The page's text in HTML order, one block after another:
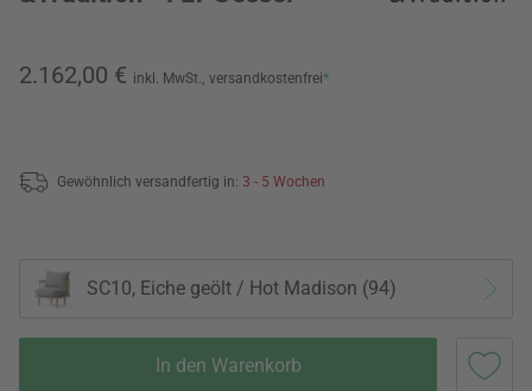
2.162,00 € inkl. MwSt., versandkostenfrei*
Gewöhnlich versandfertig in: 3 - 5 Wochen
SC10, Eiche geölt / Hot Madison (94)
In den Warenkorb